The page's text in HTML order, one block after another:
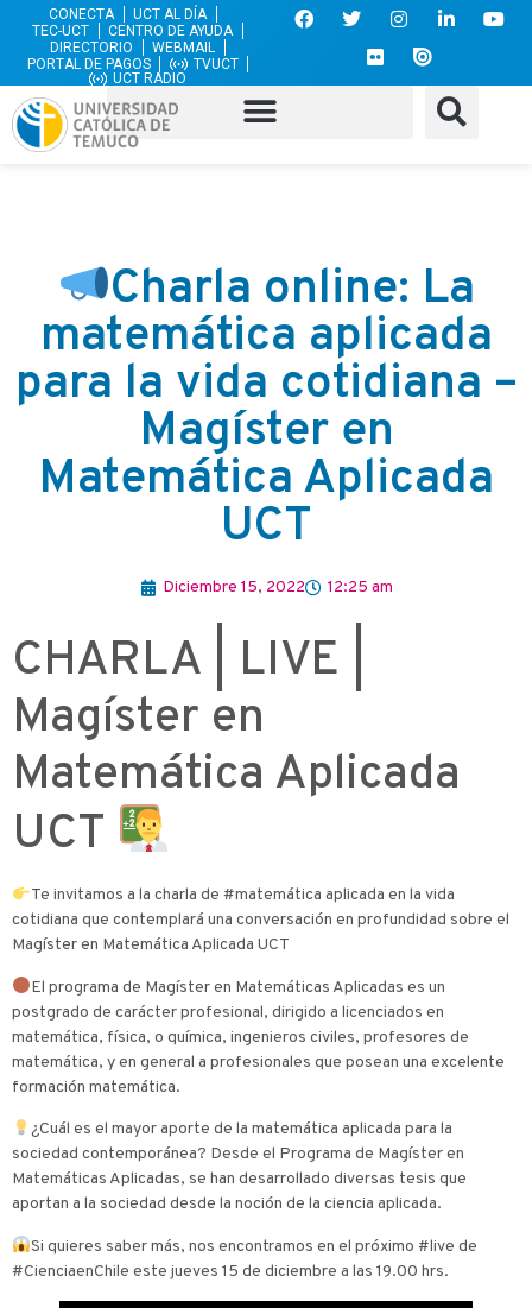
CONECTA
UCT AL DÍA
TEC-UCT
CENTRO DE AYUDA
DIRECTORIO
WEBMAIL
PORTAL DE PAGOS
TVUCT
UCT RADIO
Charla online: La
matemática aplicada
para la vida cotidiana –
Magíster en
Matemática Aplicada
UCT
Diciembre 15, 2022 12:25 am
CHARLA | LIVE |
Magíster en
Matemática Aplicada
UCT
Te invitamos a la charla de #matemática aplicada en la vida
cotidiana que contemplará una conversación en profundidad sobre el
Magíster en Matemática Aplicada UCT
El programa de Magíster en Matemáticas Aplicadas es un
postgrado de carácter profesional, dirigido a licenciados en
matemática, física, o química, ingenieros civiles, profesores de
matemática, y en general a profesionales que posean una excelente
formación matemática.
¿Cuál es el mayor aporte de la matemática aplicada para la
sociedad contemporánea? Desde el Programa de Magíster en
Matemáticas Aplicadas, se han desarrollado diversas tesis que
aportan a la sociedad desde la noción de la ciencia aplicada.
Si quieres saber más, nos encontramos en el próximo #live de
#CienciaenChile este jueves 15 de diciembre a las 19.00 hrs.